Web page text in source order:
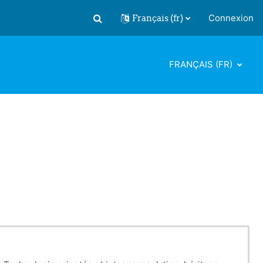
Activer/désactiver la saisie de
Français ‎(fr)‎ Connexion
FRANÇAIS ‎(FR)‎